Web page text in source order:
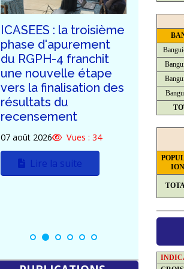
ICASEES : la troisième
phase d'apurement
du RGPH-4 franchit
une nouvelle étape
vers la finalisation des
résultats du
recensement
07 août 2026 Vues : 34
Lire la suite
de
au
(R+5)
03
ION